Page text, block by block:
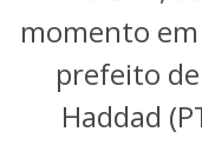
momento
prefeito
Haddad